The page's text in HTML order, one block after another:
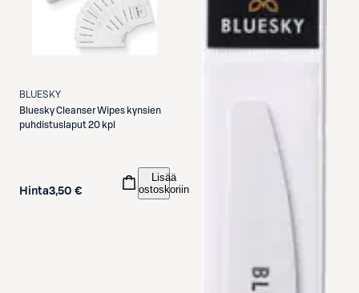
BLUESKY
BlueskyCleanser Wipes kynsien
puhdistuslaput 20 kpl
Hinta3,50 €
Lisää
ostoskoriin